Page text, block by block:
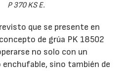
P 370 KS E.
que se presente en
de grúa PK 18502
no solo con un
sino también de